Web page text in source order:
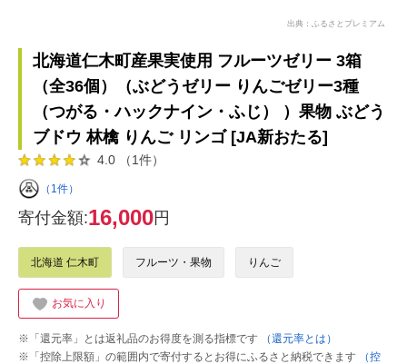
出典：ふるさとプレミアム
北海道仁木町産果実使用 フルーツゼリー 3箱
（全36個）（ぶどうゼリー りんごゼリー3種
（つがる・ハックナイン・ふじ） ）果物 ぶどう
ブドウ 林檎 りんご リンゴ [JA新おたる]
4.0 （1件）
（1件）
寄付金額:16,000円
北海道 仁木町 フルーツ・果物 りんご
お気に入り
※「還元率」とは返礼品のお得度を測る指標です
（還元率とは）
※「控除上限額」の範囲内で寄付するとお得にふるさと納税できます
（控